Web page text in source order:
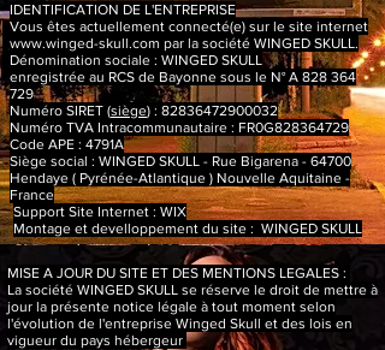
IDENTIFICATION DE L'ENTREPRISE
Vous êtes actuellement connecté(e) sur le site internet
www.winged-skull.com par la société WINGED SKULL.
Dénomination sociale : WINGED SKULL
enregistrée au RCS de Bayonne sous le N° A 828 364
729
Numéro SIRET (siège) : 82836472900032
Numéro TVA Intracommunautaire : FR0G828364729
Code APE : 4791A
Siège social : WINGED SKULL - Rue Bigarena - 64700
Hendaye ( Pyrénée-Atlantique ) Nouvelle Aquitaine -
France
Support Site Internet : WIX
Montage et develloppement du site : WINGED SKULL
MISE A JOUR DU SITE ET DES MENTIONS LEGALES :
La société WINGED SKULL se réserve le droit de mettre à
jour la présente notice légale à tout moment selon
l'évolution de l'entreprise Winged Skull et des lois en
vigueur du pays hébergeur